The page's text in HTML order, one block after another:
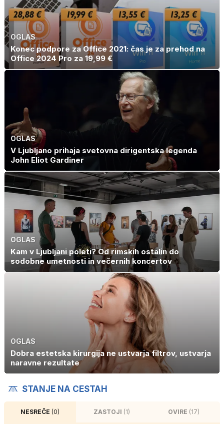
OGLAS
Konec podpore za Office 2021: čas je za prehod na
Office 2024 Pro za 19,99 €
OGLAS
V Ljubljano prihaja svetovna dirigentska legenda
John Eliot Gardiner
OGLAS
Kam v Ljubljani poleti? Od rimskih ostalin do
sodobne umetnosti in večernih koncertov
OGLAS
Dobra estetska kirurgija ne ustvarja filtrov, ustvarja
naravne rezultate
STANJE NA CESTAH
NESREČE (0) ZASTOJI (1) OVIRE (17)